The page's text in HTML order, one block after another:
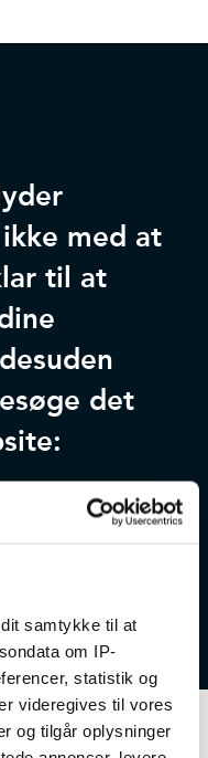
samtykke til at
om IP-
statistik og
videregives til vores
og tilgår oplysninger
med at
til at
det